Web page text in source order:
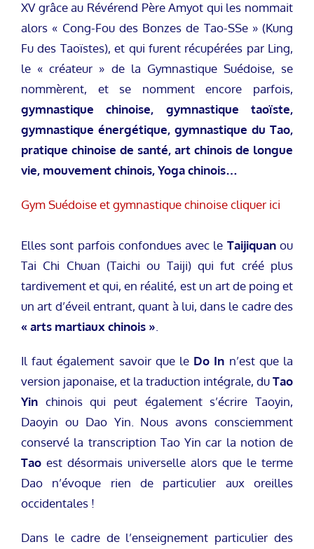
XV grâce au Révérend Père Amyot qui les nommait
alors « Cong-Fou des Bonzes de Tao-SSe » (Kung
Fu des Taoïstes), et qui furent récupérées par Ling,
le « créateur » de la Gymnastique Suédoise, se
nommèrent, et se nomment encore parfois,
gymnastique chinoise, gymnastique taoïste,
gymnastique énergétique, gymnastique du Tao,
pratique chinoise de santé, art chinois de longue
vie, mouvement chinois, Yoga chinois…
Gym Suédoise et gymnastique chinoise cliquer ici
Elles sont parfois confondues avec le Taijiquanou
Tai Chi Chuan (Taichi ou Taiji) qui fut créé plus
tardivement et qui, en réalité, est un art de poing et
un art d’éveil entrant, quant à lui, dans le cadre des
« arts martiaux chinois »
Il faut également savoir que le Do In n’est que la
version japonaise, et la traduction intégrale, duTao
Yin chinois qui peut également s’écrire Taoyin,
Daoyin ou Dao Yin. Nous avons consciemment
conservé la transcription Tao Yin car la notion de
Tao est désormais universelle alors que le terme
Dao n’évoque rien de particulier aux oreilles
occidentales !
Dans le cadre de l’enseignement particulier des